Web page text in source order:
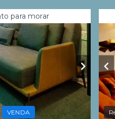
para morar
VENDA